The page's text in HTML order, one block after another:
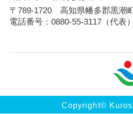
〒789-1720 高知県幡多郡黒潮
電話番号：0880-55-3117 （代表）
Copyright©